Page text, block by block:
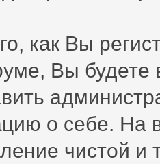
как Вы
Вы будете
о себе. На
чистой